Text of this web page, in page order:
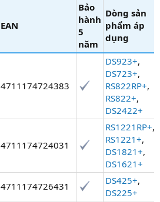
EAN​
Bảo
hành
5
năm​
Dòng sản
phẩm áp
dụng​
4711174724383
DS923+,
DS723+,
RS822RP+,
RS822+,
DS2422+
4711174724031
RS1221RP+,
RS1221+,
DS1821+,
DS1621+
4711174726431 DS425+,
DS225+